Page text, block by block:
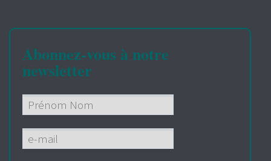
Abonnez-vous à notre
newsletter